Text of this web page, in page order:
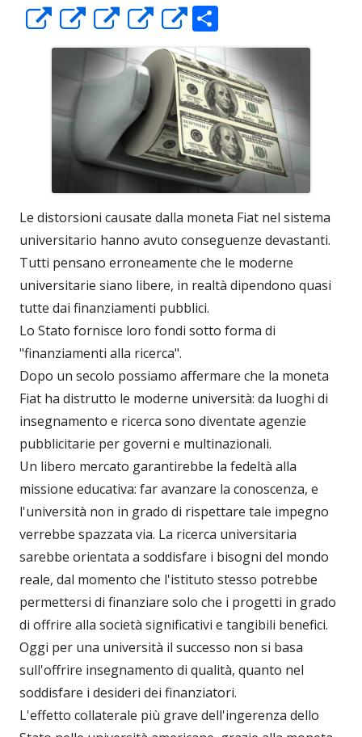
Apre
in
una
nuova
finestra
Apre
in
una
nuova
finestra
Apre
in
una
nuova
finestra
Apre
in
una
nuova
finestra
Apre
in
una
nuova
finestra
o
n
di
vi
di
Le distorsioni causate dalla moneta Fiat nel sistema
universitario hanno avuto conseguenze devastanti.
Tutti pensano erroneamente che le moderne
universitarie siano libere, in realtà dipendono quasi
tutte dai finanziamenti pubblici.
Lo Stato fornisce loro fondi sotto forma di
"finanziamenti alla ricerca".
Dopo un secolo possiamo affermare che la moneta
Fiat ha distrutto le moderne università: da luoghi di
insegnamento e ricerca sono diventate agenzie
pubblicitarie per governi e multinazionali.
Un libero mercato garantirebbe la fedeltà alla
missione educativa: far avanzare la conoscenza, e
l'università non in grado di rispettare tale impegno
verrebbe spazzata via. La ricerca universitaria
sarebbe orientata a soddisfare i bisogni del mondo
reale, dal momento che l'istituto stesso potrebbe
permettersi di finanziare solo che i progetti in grado
di offrire alla società significativi e tangibili benefici.
Oggi per una università il successo non si basa
sull'offrire insegnamento di qualità, quanto nel
soddisfare i desideri dei finanziatori.
L'effetto collaterale più grave dell'ingerenza dello